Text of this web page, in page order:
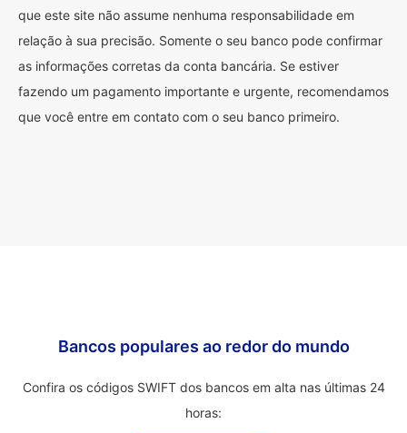
que este site não assume nenhuma responsabilidade em
relação à sua precisão. Somente o seu banco pode confirmar
as informações corretas da conta bancária. Se estiver
fazendo um pagamento importante e urgente, recomendamos
que você entre em contato com o seu banco primeiro.
Bancos populares ao redor do mundo
Confira os códigos SWIFT dos bancos em alta nas últimas 24
horas: